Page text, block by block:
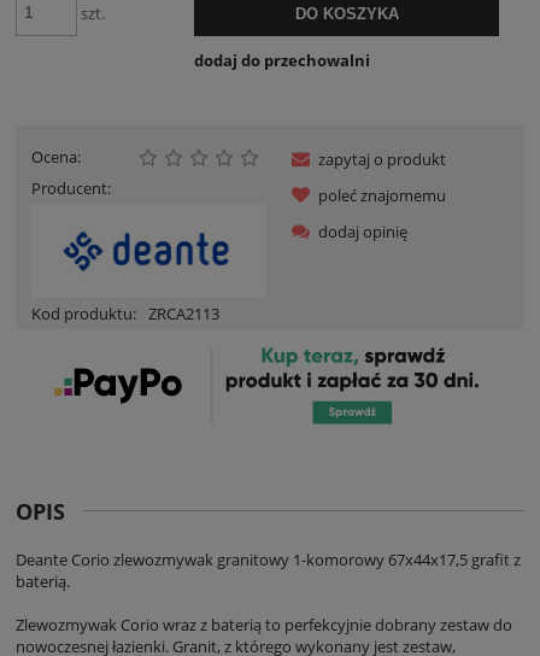
szt. DO KOSZYKA
dodaj do przechowalni
Ocena:
Producent:
Kod produktu: ZRCA2113
zapytaj o produkt
poleć znajomemu
dodaj opinię
OPIS
Deante Corio zlewozmywak granitowy 1-komorowy 67x44x17,5 grafit z
baterią.
Zlewozmywak Corio wraz z baterią to perfekcyjnie dobrany zestaw do
nowoczesnej łazienki. Granit, z którego wykonany jest zestaw,